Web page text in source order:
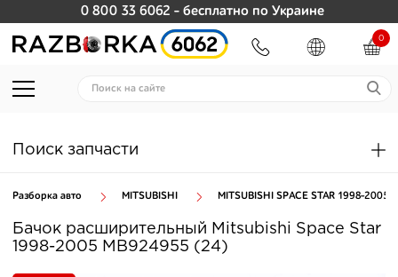
0 800 33 6062 - бесплатно по Украине
0
Поиск запчасти
Разборка авто MITSUBISHI MITSUBISHI SPACE STAR 1998-2005
Бачок расширительный Mitsubishi Space Star
1998-2005 MB924955 (24)